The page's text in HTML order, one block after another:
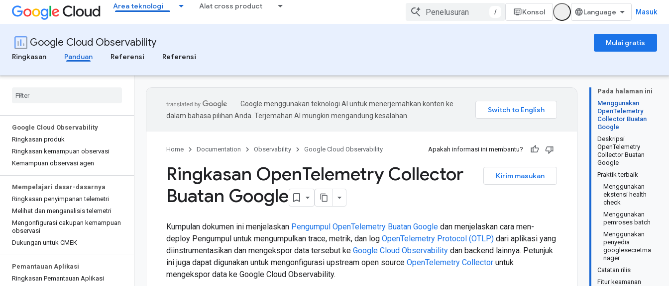
Area teknologi Alat cross product
/ Konsol Masuk
Google Cloud Observability
Mulai gratis
Ringkasan
Panduan Referensi Referensi
Google Cloud Observability
Ringkasan produk
Ringkasan kemampuan observasi
Kemampuan observasi agen
Mempelajari dasar-dasarnya
Ringkasan penyimpanan telemetri
Melihat dan menganalisis telemetri
Mengonfigurasi cakupan kemampuan
observasi
Dukungan untuk CMEK
Pemantauan Aplikasi
Ringkasan Pemantauan Aplikasi
Pada halaman ini
Menggunakan
OpenTelemetry
Collector Buatan
Google
Deskripsi
OpenTelemetry
Collector Buatan
Google
Praktik terbaik
Menggunakan
ekstensi health
check
Menggunakan
pemroses batch
Menggunakan
penyedia
googlesecretma
nager
Catatan rilis
Fitur keamanan
Google menggunakan teknologi AI untuk menerjemahkan konten ke
dalam bahasa pilihan Anda. Terjemahan AI mungkin mengandung kesalahan.
Home Documentation Observability Google Cloud Observability Apakah informasi ini membantu?
Kirim masukan
Ringkasan OpenTelemetry Collector
Buatan Google
Kumpulan dokumen ini menjelaskan Pengumpul OpenTelemetry Buatan Google dan menjelaskan cara men-
deploy Pengumpul untuk mengumpulkan trace, metrik, dan log OpenTelemetry Protocol (OTLP) dari aplikasi yang
diinstrumentasikan dan mengekspor data tersebut ke Google Cloud Observability dan backend lainnya. Petunjuk
ini juga dapat digunakan untuk mengonfigurasi upstream open source OpenTelemetry Collector untuk
mengekspor data ke Google Cloud Observability.